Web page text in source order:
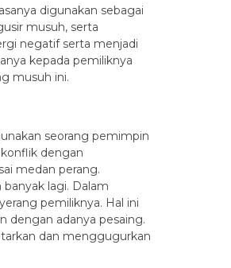
digunakan sebagai
musuh, serta
negatif serta menjadi
kepada pemiliknya
musuh ini.
seorang pemimpin
dengan
medan perang.
lagi. Dalam
pemiliknya. Hal ini
dengan adanya pesaing.
dan menggugurkan